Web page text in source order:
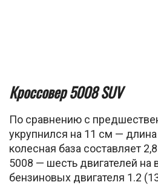
Кроссовер 5008 SUV
По сравнению с
укрупнился на 11 см — длина
колесная база составляет
5008 — шесть двигателей на
бензиновых двигателя 1.2